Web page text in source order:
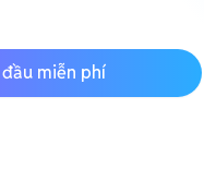
miễn phí